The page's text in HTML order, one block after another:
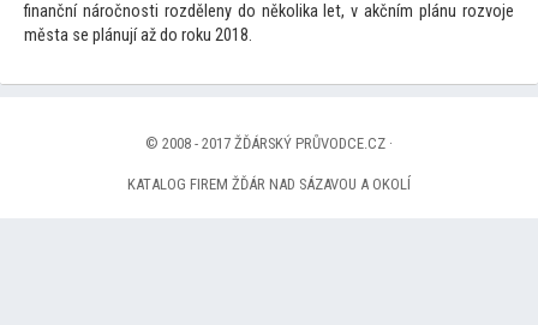
finanční náročnosti rozděleny do několika let, v akčním plánu rozvoje
města se plánují až do roku 2018.
© 2008 - 2017 ŽĎÁRSKÝ PRŮVODCE.CZ ·
KATALOG FIREM ŽĎÁR NAD SÁZAVOU A OKOLÍ